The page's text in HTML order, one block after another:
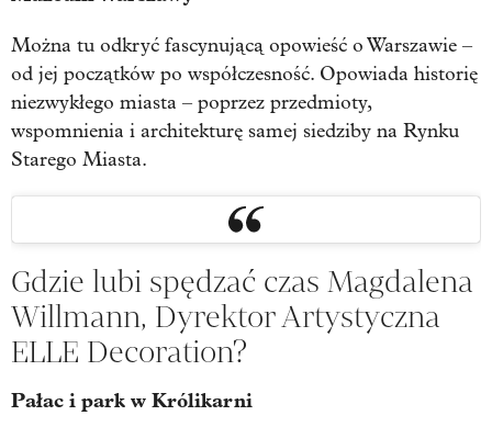
Można tu odkryć fascynującą opowieść o Warszawie –
od jej początków po współczesność. Opowiada historię
niezwykłego miasta – poprzez przedmioty,
wspomnienia i architekturę samej siedziby na Rynku
Starego Miasta.
Gdzie lubi spędzać czas Magdalena
Willmann, Dyrektor Artystyczna
ELLE Decoration?
Pałac i park w Królikarni